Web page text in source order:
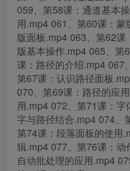
059、第58课：通道基本
用.mp4 061、第60课：
版面板.mp4 063、第62
版基本操作.mp4 065、第
课：路径的介绍.mp4 067
第67课：认识路径面板
070、第69课：路径的应
用.mp4 072、第71课：
字与路径结合.mp4 074、
第74课：段落面板的使用
辑.mp4 077、第76课：动
自动批处理的应用.mp4